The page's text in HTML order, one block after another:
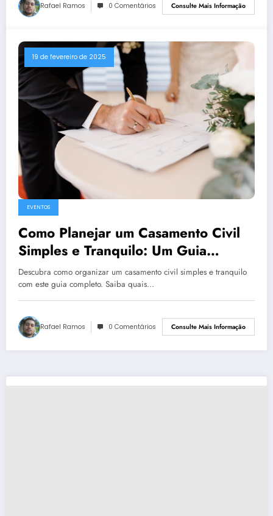
Rafael Ramos 0 Comentários Consulte Mais Informação
19 de fevereiro de 2025
EVENTOS
Como Planejar um Casamento Civil
Simples e Tranquilo: Um Guia
Completo
Descubra como organizar um casamento civil simples e tranquilo
com este guia completo. Saiba quais…
Rafael Ramos 0 Comentários Consulte Mais Informação